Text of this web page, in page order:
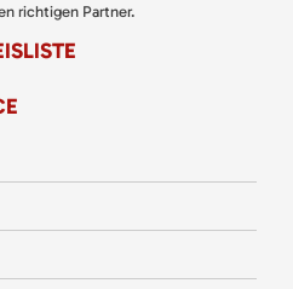
richtigen Partner.